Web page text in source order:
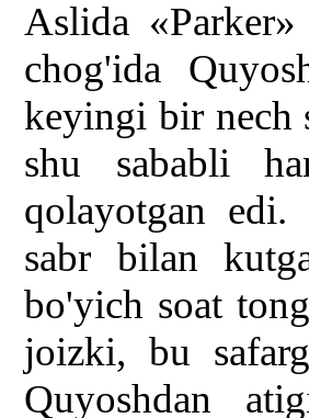
Aslida
chog'ida
keyingi bir nech
shu sababli
qolayotgan
sabr bilan
bo'yich soat
joizki, bu
Quyoshdan